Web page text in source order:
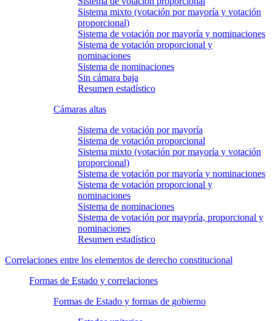
Sistema mixto (votación por mayoría y votación
proporcional)
Sistema de votación por mayoría y nominaciones
Sistema de votación proporcional y
nominaciones
Sistema de nominaciones
Sin cámara baja
Resumen estadístico
Cámaras altas
Sistema de votación por mayoría
Sistema de votación proporcional
Sistema mixto (votación por mayoría y votación
proporcional)
Sistema de votación por mayoría y nominaciones
Sistema de votación proporcional y
nominaciones
Sistema de nominaciones
Sistema de votación por mayoría, proporcional y
nominaciones
Resumen estadístico
Correlaciones entre los elementos de derecho constitucional
Formas de Estado y correlaciones
Formas de Estado y formas de gobierno